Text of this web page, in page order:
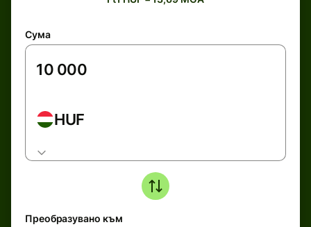
Сума
HUF
Преобразувано към